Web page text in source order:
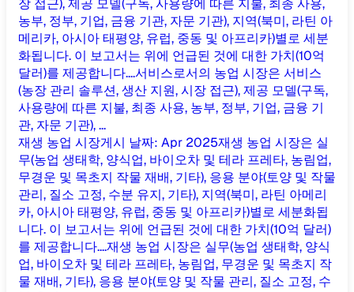
농부, 정부, 기업, 금융 기관, 자문 기관), 지역(북미, 라틴 아
메리카, 아시아 태평양, 유럽, 중동 및 아프리카)별로 세분
화됩니다. 이 보고서는 위에 언급된 것에 대한 가치(10억
달러)를 제공합니다....서비스로서의 농업 시장은 서비스
(농장 관리 솔루션, 생산 지원, 시장 접근), 제공 모델(구독,
사용량에 따른 지불, 최종 사용, 농부, 정부, 기업, 금융 기
관, 자문 기관), ...
재생 농업 시장게시 날짜: Apr 2025재생 농업 시장은 실
무(농업 생태학, 양식업, 바이오차 및 테라 프레타, 농림업,
무경운 및 목초지 작물 재배, 기타), 응용 분야(토양 및 작물
관리, 질소 고정, 수분 유지, 기타), 지역(북미, 라틴 아메리
카, 아시아 태평양, 유럽, 중동 및 아프리카)별로 세분화됩
니다. 이 보고서는 위에 언급된 것에 대한 가치(10억 달러)
를 제공합니다....재생 농업 시장은 실무(농업 생태학, 양식
업, 바이오차 및 테라 프레타, 농림업, 무경운 및 목초지 작
물 재배, 기타), 응용 분야(토양 및 작물 관리, 질소 고정, 수